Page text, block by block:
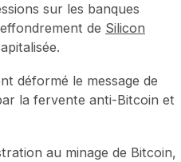
sur les banques
de Silicon
déformé le message de
la fervente anti-Bitcoin et
au minage de Bitcoin,